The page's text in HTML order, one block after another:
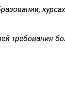
требования